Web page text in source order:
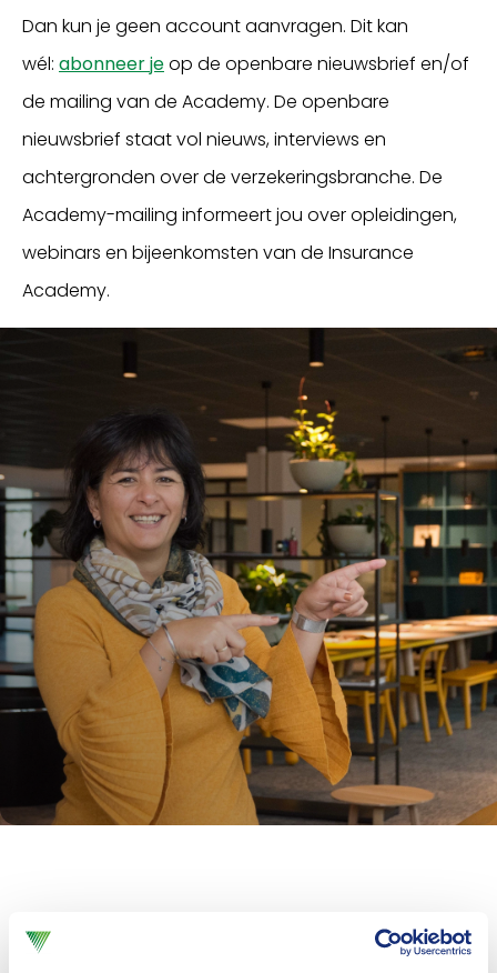
Dan kun je geen account aanvragen. Dit kan
wél: abonneer jeop de openbare nieuwsbrief en/of
de mailing van de Academy. De openbare
nieuwsbrief staat vol nieuws, interviews en
achtergronden over de verzekeringsbranche. De
Academy-mailing informeert jou over opleidingen,
webinars en bijeenkomsten van de Insurance
Academy.
Aanvraagformulier Account